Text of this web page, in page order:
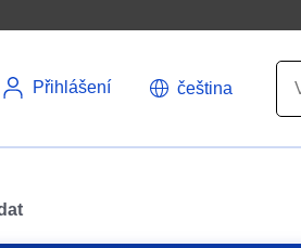
Přihlášení čeština